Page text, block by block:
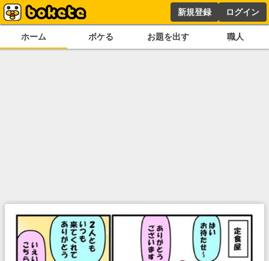
新規登録 ログイン
ホーム ボケる お題を出す 職人